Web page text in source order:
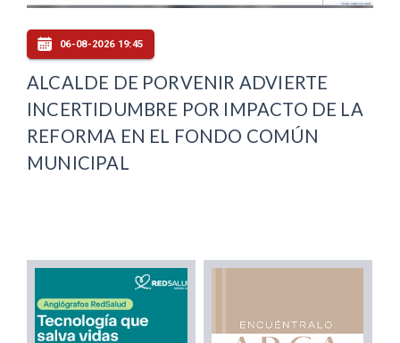
06-08-2026 19:45
ALCALDE DE PORVENIR ADVIERTE
INCERTIDUMBRE POR IMPACTO DE LA
REFORMA EN EL FONDO COMÚN
MUNICIPAL